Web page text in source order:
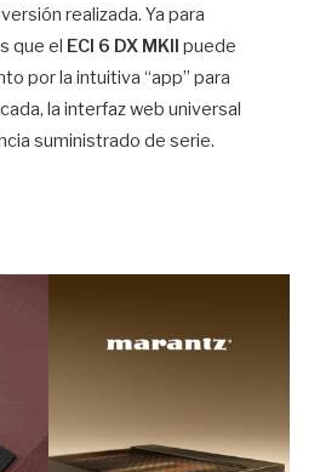
realizada. Ya para
que el ECI 6 DX MKII puede
por la intuitiva “app” para
la interfaz web universal
suministrado de serie.